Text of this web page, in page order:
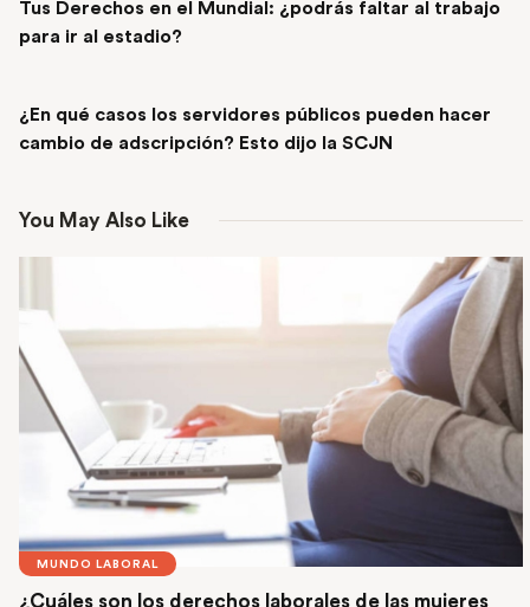
Tus Derechos en el Mundial: ¿podrás faltar al trabajo
para ir al estadio?
¿En qué casos los servidores públicos pueden hacer
cambio de adscripción? Esto dijo la SCJN
You May Also Like
MUNDO LABORAL
¿Cuáles son los derechos laborales de las mujeres